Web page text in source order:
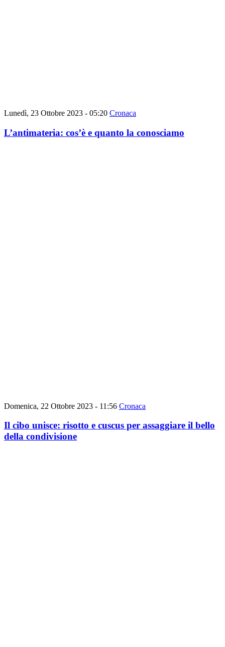
Lunedì, 23 Ottobre 2023 - 05:20 Cronaca
L’antimateria: cos’è e quanto la conosciamo
Domenica, 22 Ottobre 2023 - 11:56 Cronaca
Il cibo unisce: risotto e cuscus per assaggiare il bello
della condivisione